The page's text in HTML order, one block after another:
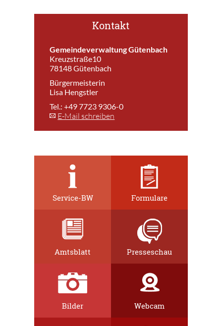
Kontakt
Gemeindeverwaltung Gütenbach
Kreuzstraße10
78148 Gütenbach
Bürgermeisterin
Lisa Hengstler
Tel.: +49 7723 9306-0
E-Mail schreiben
Service-BW Formulare
Amtsblatt Presseschau
Bilder Webcam